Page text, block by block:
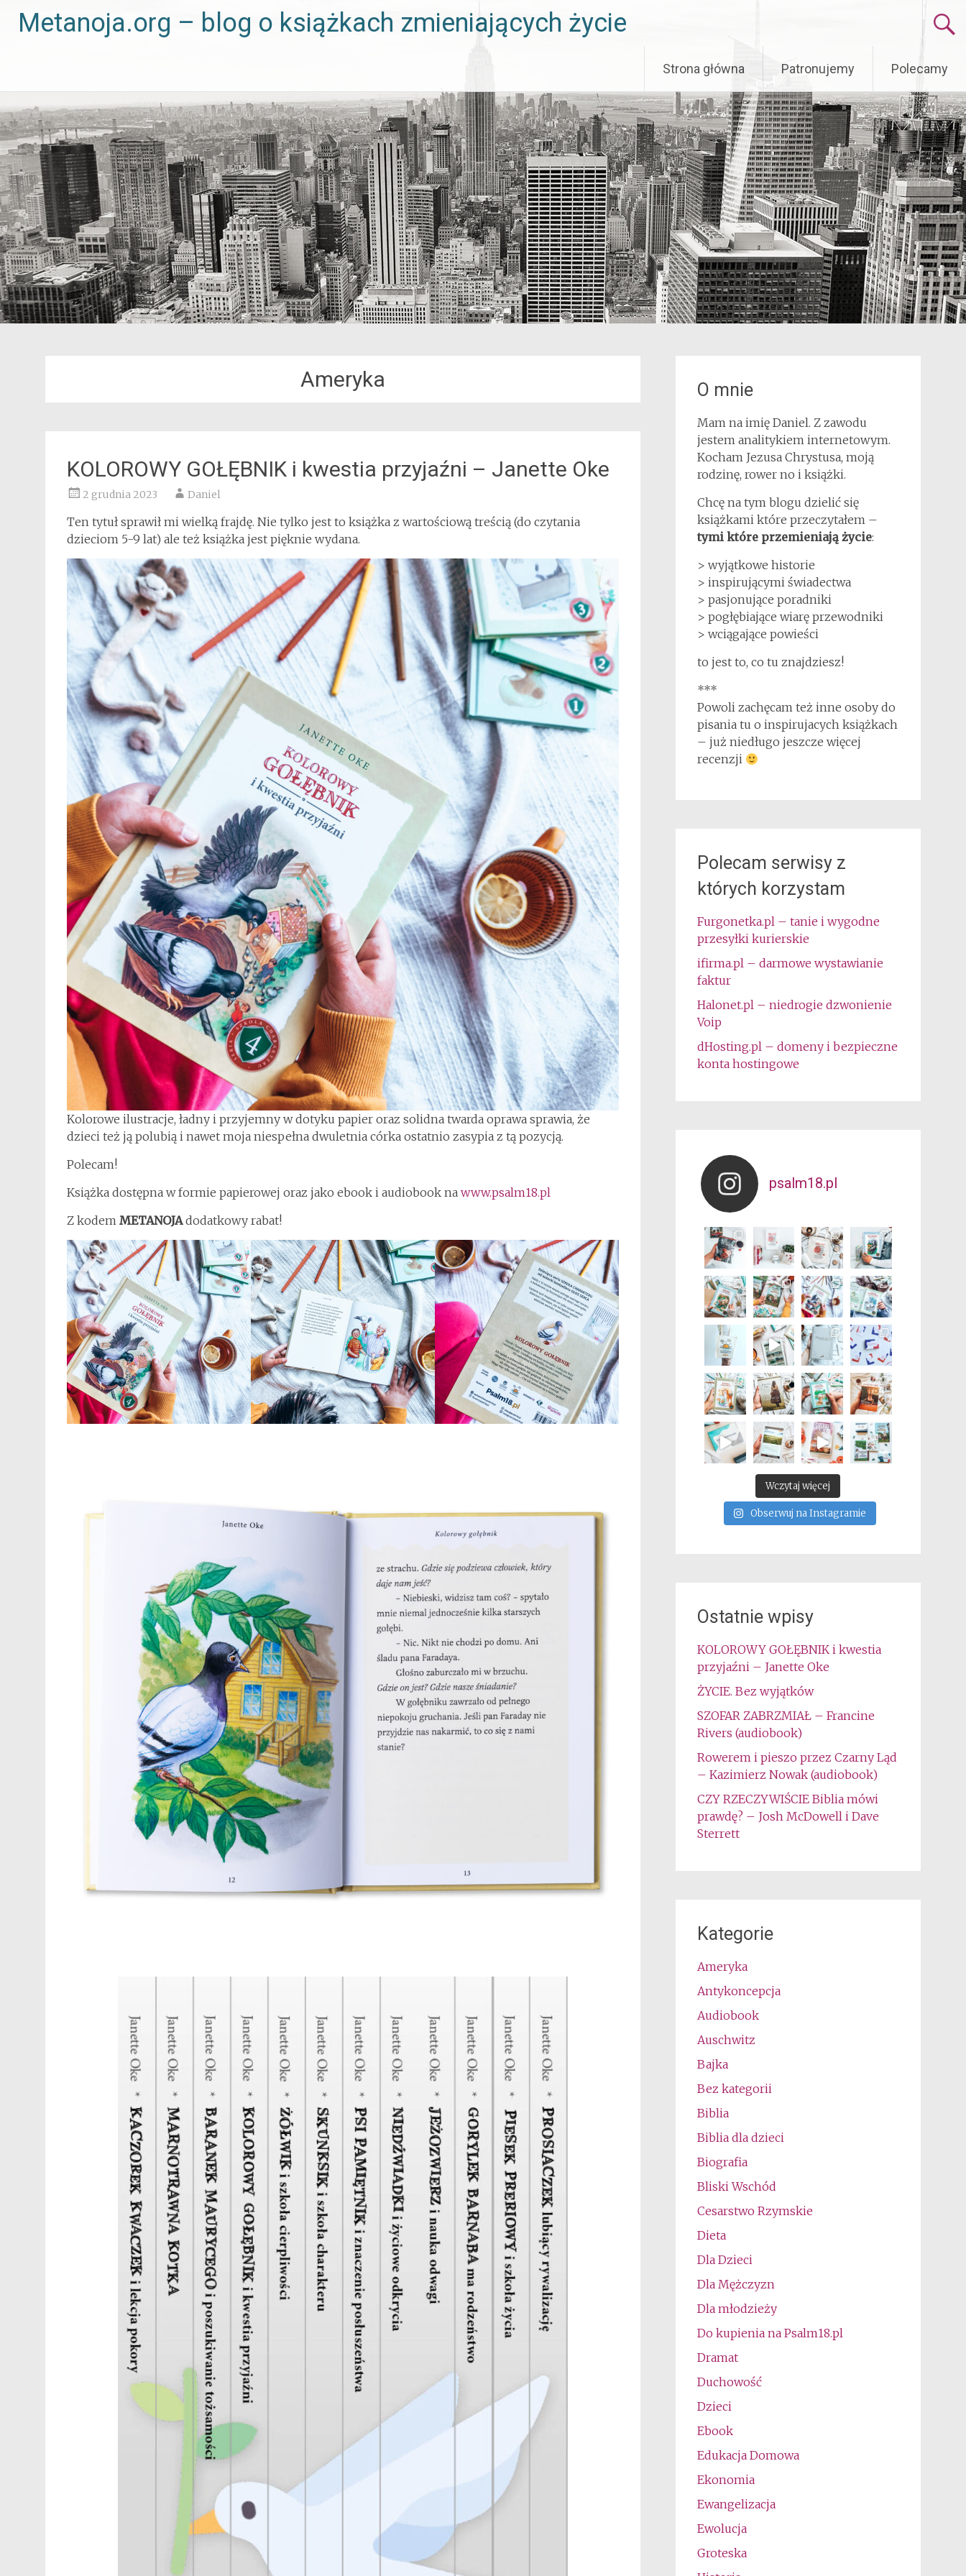
Metanoja.org – blog o książkach zmieniających życie
to
content
Strona główna Patronujemy Polecamy
Ameryka
KOLOROWY GOŁĘBNIK i kwestia przyjaźni – Janette Oke
2 grudnia 2023 Daniel
Ten tytuł sprawił mi wielką frajdę. Nie tylko jest to książka z wartościową treścią (do czytania
dzieciom 5-9 lat) ale też książka jest pięknie wydana.
Kolorowe ilustracje, ładny i przyjemny w dotyku papier oraz solidna twarda oprawa sprawia, że
dzieci też ją polubią i nawet moja niespełna dwuletnia córka ostatnio zasypia z tą pozycją.
Polecam!
Książka dostępna w formie papierowej oraz jako ebook i audiobook na www.psalm18.pl
Z kodem METANOJAdodatkowy rabat!
O mnie
Mam na imię Daniel. Z zawodu
jestem analitykiem internetowym.
Kocham Jezusa Chrystusa, moją
rodzinę, rower no i książki.
Chcę na tym blogu dzielić się
książkami które przeczytałem –
tymi które przemieniają życie:
> wyjątkowe historie
> inspirującymi świadectwa
> pasjonujące poradniki
> pogłębiające wiarę przewodniki
> wciągające powieści
to jest to, co tu znajdziesz!
***
Powoli zachęcam też inne osoby do
pisania tu o inspirujacych książkach
– już niedługo jeszcze więcej
recenzji
Polecam serwisy z
których korzystam
Furgonetka.pl – tanie i wygodne
przesyłki kurierskie
ifirma.pl – darmowe wystawianie
faktur
Halonet.pl – niedrogie dzwonienie
Voip
dHosting.pl – domeny i bezpieczne
konta hostingowe
psalm18.pl
Wczytaj więcej
Obserwuj na Instagramie
Ostatnie wpisy
KOLOROWY GOŁĘBNIK i kwestia
przyjaźni – Janette Oke
ŻYCIE. Bez wyjątków
SZOFAR ZABRZMIAŁ – Francine
Rivers (audiobook)
Rowerem i pieszo przez Czarny Ląd
– Kazimierz Nowak (audiobook)
CZY RZECZYWIŚCIE Biblia mówi
prawdę? – Josh McDowell i Dave
Sterrett
Kategorie
Ameryka
Antykoncepcja
Audiobook
Auschwitz
Bajka
Bez kategorii
Biblia
Biblia dla dzieci
Biografia
Bliski Wschód
Cesarstwo Rzymskie
Dieta
Dla Dzieci
Dla Mężczyzn
Dla młodzieży
Do kupienia na Psalm18.pl
Dramat
Duchowość
Dzieci
Ebook
Edukacja Domowa
Ekonomia
Ewangelizacja
Ewolucja
Groteska